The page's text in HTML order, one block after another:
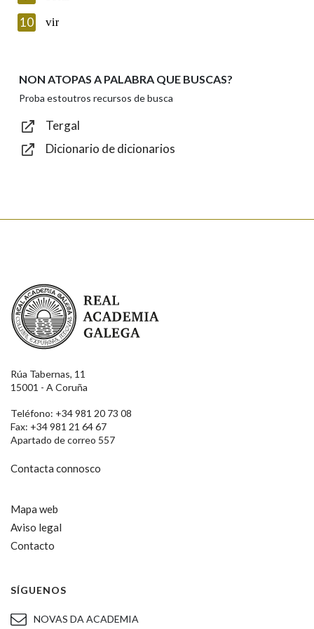
Introduce o código que aparece na imaxe:
Texto de verificación
10 vir
NON ATOPAS A PALABRA QUE BUSCAS?
Proba estoutros recursos de busca
Tergal
Dicionario de dicionarios
Real Academia Galega
Rúa Tabernas, 11
15001 - A Coruña
Teléfono: +34 981 20 73 08
Fax: +34 981 21 64 67
Apartado de correo 557
Contacta connosco
Mapa web
Aviso legal
Contacto
SÍGUENOS
NOVAS DA ACADEMIA